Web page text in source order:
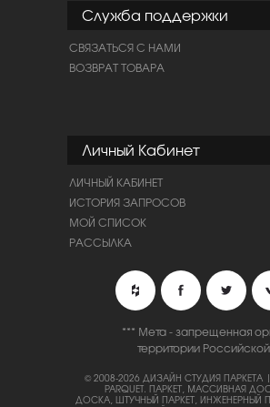
Служба поддержки
СВЯЗАТЬСЯ С НАМИ
ВОЗВРАТ ТОВАРА
Личный Кабинет
ЛИЧНЫЙ КАБИНЕТ
ИСТОРИЯ ЗАПРОСОВ
МОЙ СПИСОК
РАССЫЛКА
*** Мета - запрещенная
территории
© 2008-2026 ДИЗАЙН СТУДИЯ ПАРКЕТА |
PARQUET. ПАРКЕТ, МАССИВНАЯ
ДОСКА, ШТУЧНЫЙ ПАРКЕТ, ИНЖЕНЕРНЫЙ